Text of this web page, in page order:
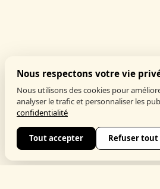
Nous respectons votre vie
Nous utilisons des cookies pour
analyser le trafic et personnaliser les
confidentialité
Tout accepter Refuser tout